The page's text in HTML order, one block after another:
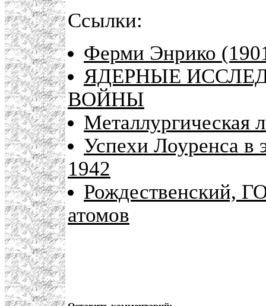
Ссылки:
Ферми Энрико
ЯДЕРНЫЕ
ВОЙНЫ
Металлургическая
Успехи Лоуренса в
1942
Рождественский,
атомов